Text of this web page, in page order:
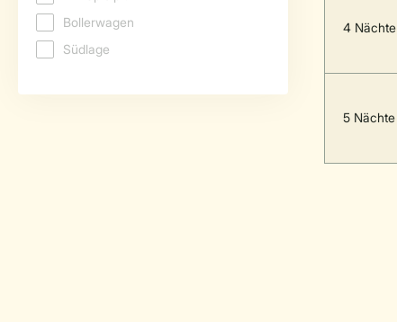
4 Nächte
5 Nächte